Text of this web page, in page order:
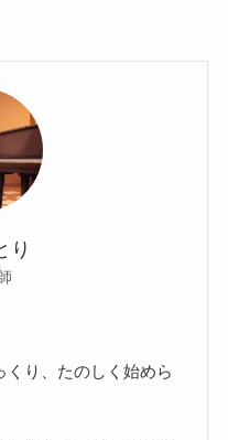
り
り、たのしく始めら